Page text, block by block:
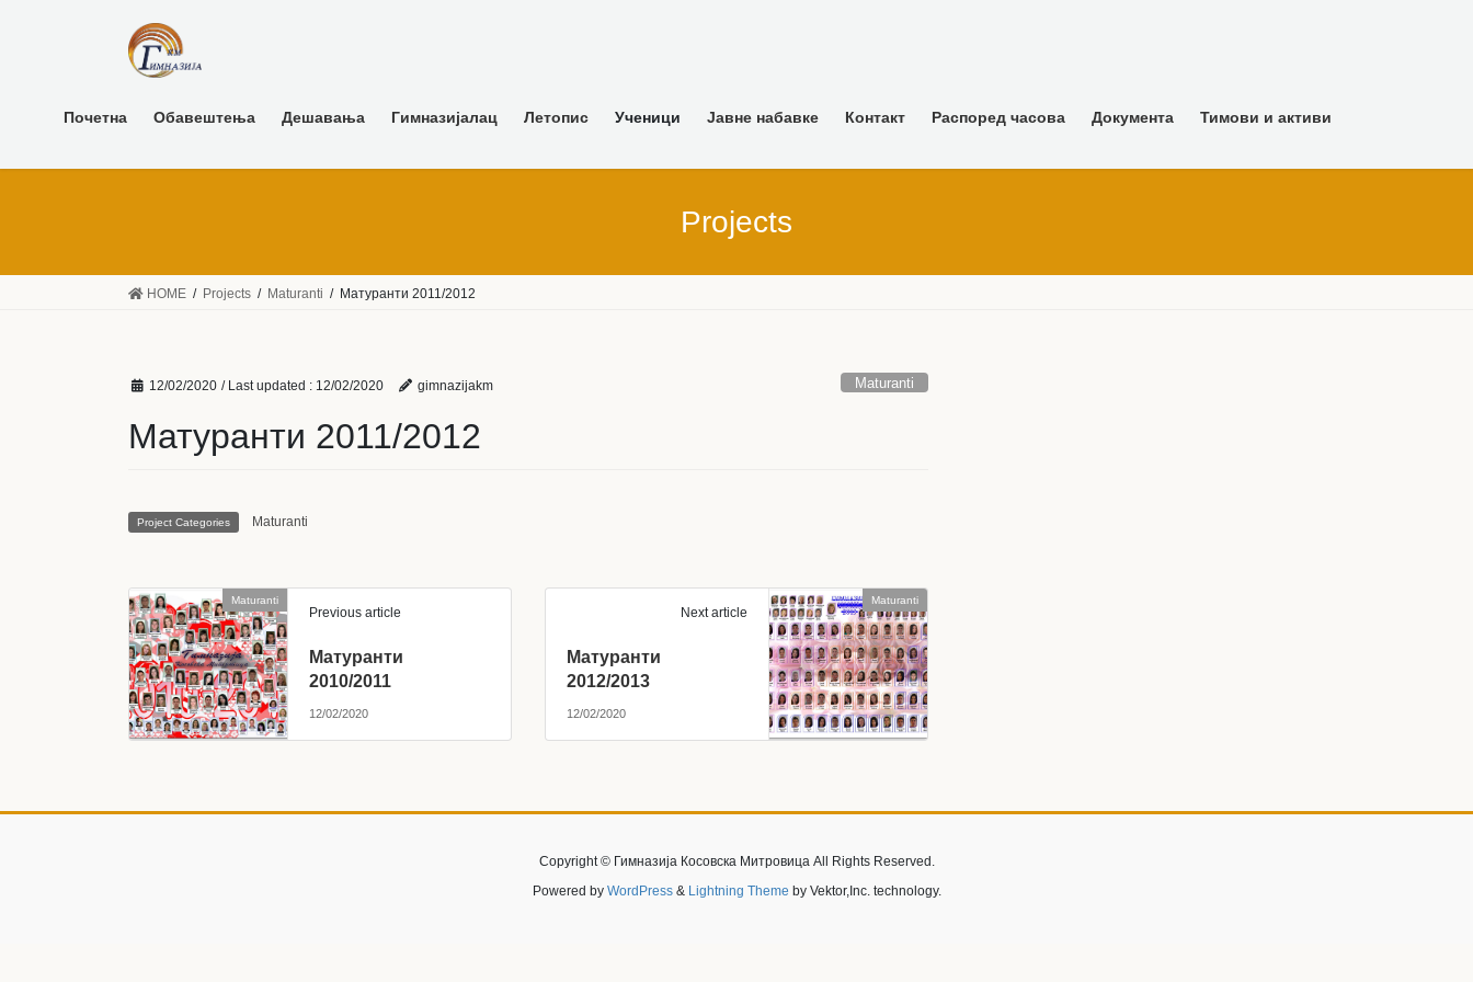
Почетна Обавештења Дешавања Гимназијалац Летопис Ученици Јавне набавке Контакт Распоред часова Документа Тимови и активи
Projects
HOME Projects Maturanti Матуранти 2011/2012
12/02/2020 / Last updated : 12/02/2020 gimnazijakm Maturanti
Матуранти 2011/2012
Project Categories Maturanti
Maturanti
Previous article
Матуранти
2010/2011
12/02/2020
Maturanti
Next article
Матуранти
2012/2013
12/02/2020
Copyright © Гимназија Косовска Митровица All Rights Reserved.
Powered by WordPress& Lightning Theme by Vektor,Inc. technology.